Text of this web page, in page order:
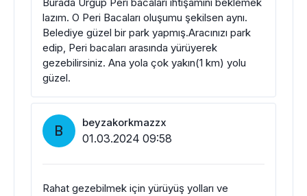
lazım. O Peri Bacaları oluşumu şekilsen aynı.
Belediye güzel bir park yapmış.Aracınızı park
edip, Peri bacaları arasında yürüyerek
gezebilirsiniz. Ana yola çok yakın(1 km) yolu
güzel.
B beyzakorkmazzx
01.03.2024 09:58
Rahat gezebilmek için yürüyüş yolları ve